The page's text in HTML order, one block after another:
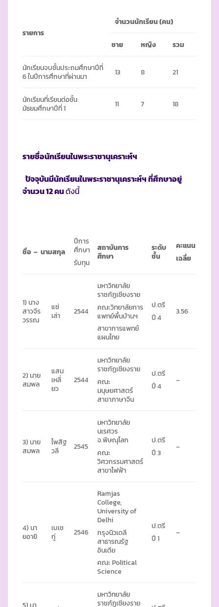
รายการ
จำนวนนักเรียน (คน)
ชาย หญิง รวม
นักเรียนจบชั้นประถมศึกษาปีที่
6 ในปีการศึกษาที่ผ่านมา
13 8 21
นักเรียนที่เรียนต่อชั้น
มัธยมศึกษาปีที่ 1
11 7 18
รายชื่อนักเรียนในพระราชานุเคราะห์ฯ
ปัจจุบันมีนักเรียนในพระราชานุเคราะห์ฯ ที่ศึกษาอยู่
จำนวน12 คนดังนี้
ชื่อ – นามสกุล
ปีการ
ศึกษา
รับทุน
สถาบันการ
ศึกษา
ระดับ
ชั้น
คะแนน
เฉลี่ย
1) นาง
สาวจีร
วรรณ
แซ่
เล่า
2544
มหาวิทยาลัย
ราชภัฏเชียงราย
คณะวิทยาลัยการ
แพทย์พื้นบ้านฯ
สาขาการแพทย์
แผนไทย
ป.ตรี
ปี 4
3.56
2) นาย
สมพล
แสน
เหลี่
ยว
2544
มหาวิทยาลัย
ราชภัฏเชียงราย
คณะ
มนุษยศาสตร์
สาขาภาษาจีน
ป.ตรี
ปี 4
–
3) นาย
สมพล
ไพสิฐ
วลี
2545
มหาวิทยาลัย
นเรศวร
จ.พิษณุโลก
คณะ
วิศวกรรมศาสตร์
สาขาไฟฟ้า
ป.ตรี
ปี 3
–
4) นา
ยอายิ
เบเช
กู่
2546
Ramjas
College,
University of
Delhi
กรุงนิวเดลี
สาธารณรัฐ
อินเดีย
คณะ Political
Science
ป.ตรี
ปี 1
–
มหาวิทยาลัย
ราชภัฏเชียงราย